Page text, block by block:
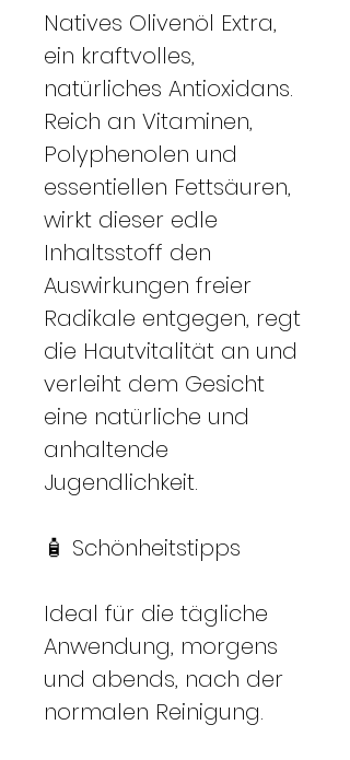
Natives Olivenöl Extra,
ein kraftvolles,
natürliches Antioxidans.
Reich an Vitaminen,
Polyphenolen und
essentiellen Fettsäuren,
wirkt dieser edle
Inhaltsstoff den
Auswirkungen freier
Radikale entgegen, regt
die Hautvitalität an und
verleiht dem Gesicht
eine natürliche und
anhaltende
Jugendlichkeit.
🧴 Schönheitstipps
Ideal für die tägliche
Anwendung, morgens
und abends, nach der
normalen Reinigung.